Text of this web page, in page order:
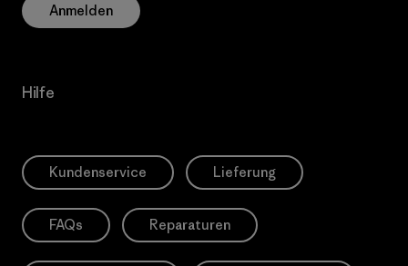
Anmelden
Hilfe
Kundenservice Lieferung
FAQs Reparaturen